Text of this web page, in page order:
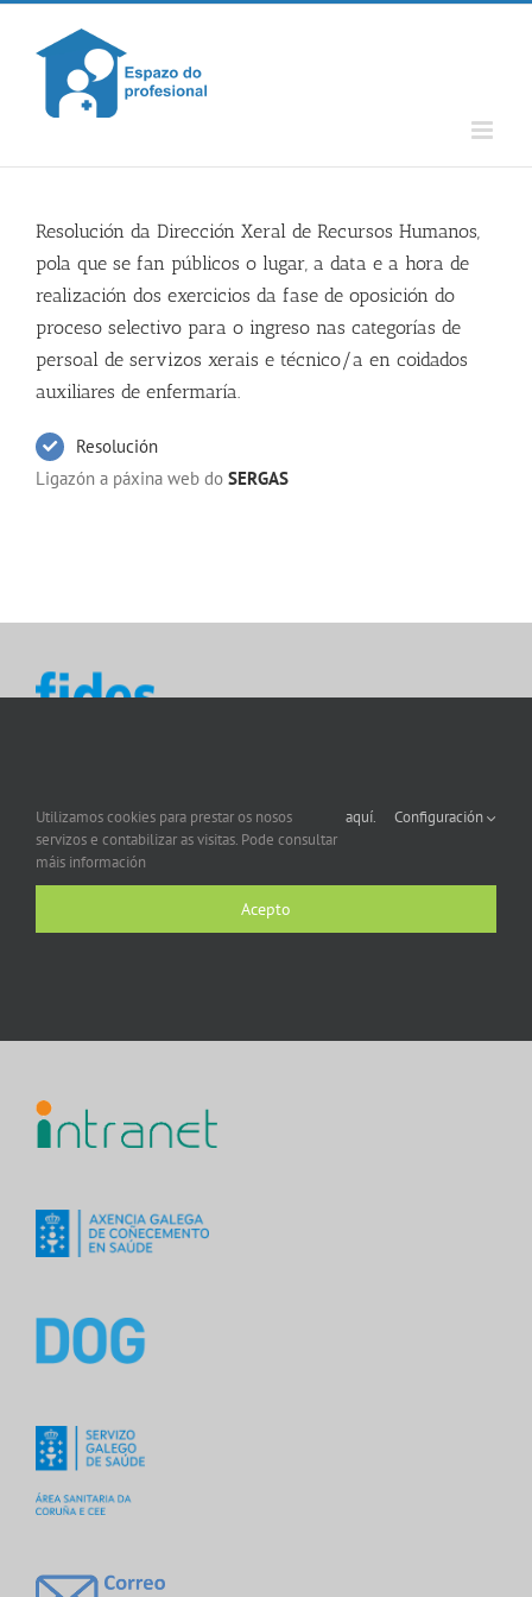
Skip
content
Resolución da Dirección Xeral de Recursos Humanos,
pola que se fan públicos o lugar, a data e a hora de
realización dos exercicios da fase de oposición do
proceso selectivo para o ingreso nas categorías de
persoal de servizos xerais e técnico/a en coidados
auxiliares de enfermaría.
Resolución
Ligazón a páxina web do SERGAS
Utilizamos cookies para prestar os nosos
servizos e contabilizar as visitas. Pode consultar
máis información
aquí. Configuración
Acepto